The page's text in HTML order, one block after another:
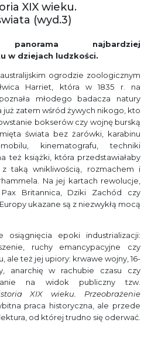
XIX wieku.
(wyd.3)
panorama najbardziej
w dziejach ludzkości.
ogrodzie zoologicznym
Harriet, która w 1835 r. na
młodego badacza natury
już zatem wśród żywych nikogo, kto
bokserów czy wojnę burską
świata bez żarówki, karabinu
kinematografu, techniki
też książki, która przedstawiałaby
taką wnikliwością, rozmachem i
Na jej kartach rewolucje,
Britannica, Dziki Zachód czy
ukazane są z niezwykłą mocą
osiągnięcia epoki industrializacji:
ruchy emancypacyjne czy
ale też jej upiory: krwawe wojny, 16-
anarchię w rachubie czasu czy
na widok publiczny tzw.
XIX wieku. Przeobrażenie
praca historyczna, ale przede
od której trudno się oderwać.